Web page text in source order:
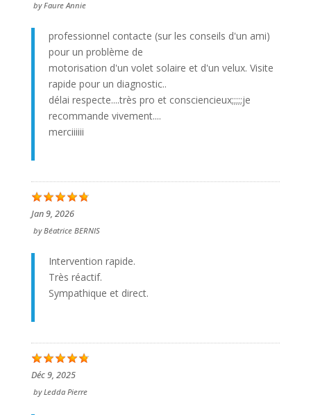
byFaure Annie
professionnel contacte (sur les conseils d'un ami)
pour un problème de
motorisation d'un volet solaire et d'un velux. Visite
rapide pour un diagnostic..
délai respecte....très pro et consciencieux;;;;;je
recommande vivement....
merciiiiii
Jan 9, 2026
byBéatrice BERNIS
Intervention rapide.
Très réactif.
Sympathique et direct.
Déc 9, 2025
byLedda Pierre